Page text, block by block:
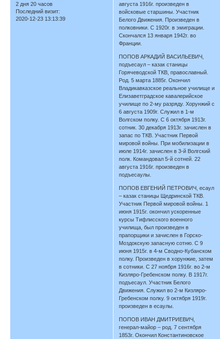
2 дня 20 часов
Последний визит:
2020-12-23 13:13:39
августа 1916г. произведен в
войсковые старшины. Участник
Белого Движения. Произведен в
полковники. С 1920г. в эмиграции.
Скончался 13 января 1942г. во
Франции.
ПОПОВ АРКАДИЙ ВАСИЛЬЕВИЧ,
подъесаул – казак станицы
Горячеводской ТКВ, православный.
Род. 5 марта 1885г. Окончил
Владикавказское реальное училище и
Елизаветградское кавалерийское
училище по 2-му разряду. Хорунжий с
6 августа 1909г. Служил в 1-м
Волгском полку. С 6 октября 1913г.
сотник. 30 декабря 1913г. зачислен в
запас по ТКВ. Участник Первой
мировой войны. При мобилизации в
июле 1914г. зачислен в 3-й Волгский
полк. Командовал 5-й сотней. 22
августа 1916г. произведен в
подъесаулы.
ПОПОВ ЕВГЕНИЙ ПЕТРОВИЧ, есаул
– казак станицы Щедринской ТКВ.
Участник Первой мировой войны. 1
июня 1915г. окончил ускоренные
курсы Тифлисского военного
училища, был произведен в
прапорщики и зачислен в Горско-
Моздокскую запасную сотню. С 9
июня 1915г. в 4-м Сводно-Кубанском
полку. Произведен в хорунжие, затем
в сотники. С 27 ноября 1916г. во 2-м
Кизляро-Гребенском полку. В 1917г.
подъесаул. Участник Белого
Движения. Служил во 2-м Кизляро-
Гребенском полку. 9 октября 1919г.
произведен в есаулы.
ПОПОВ ИВАН ДМИТРИЕВИЧ,
генерал-майор – род. 7 сентября
1853г. Окончил Константиновское